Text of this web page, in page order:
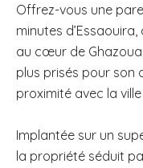
Offrez-vous une
minutes
au cœur de
plus prisés pour son
proximité avec la
Implantée sur un
la propriété séduit